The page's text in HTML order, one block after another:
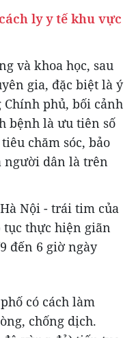
ly y tế khu vực
và khoa học, sau
gia, đặc biệt là ý
phủ, bối cảnh
bệnh là ưu tiên số
chăm sóc, bảo
người dân là trên
Nội - trái tim của
tục thực hiện giãn
đến 6 giờ ngày
có cách làm
chống dịch.